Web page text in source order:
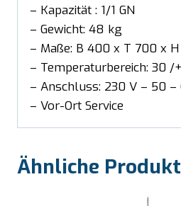
– Kapazität : 1/1 GN
– Gewicht: 48 kg
– Maße: B 400 x T 700 x
– Temperaturbereich: 30 /
– Anschluss: 230 V – 50 –
– Vor-Ort Service
Ähnliche